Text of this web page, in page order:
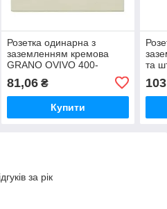
Розетка одинарна з
заземленням кремова
GRANO OVIVO 400-
81,06₴
Купити
та
за рік